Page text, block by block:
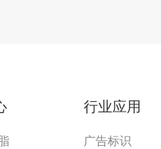
行业应用
广告标识